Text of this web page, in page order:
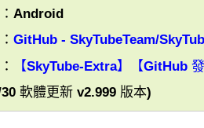
Android
GitHub - SkyTubeTeam/
【SkyTube-Extra】
【GitHub 發
軟體更新 v2.999 版本)